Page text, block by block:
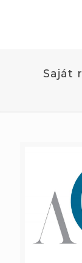
Saját